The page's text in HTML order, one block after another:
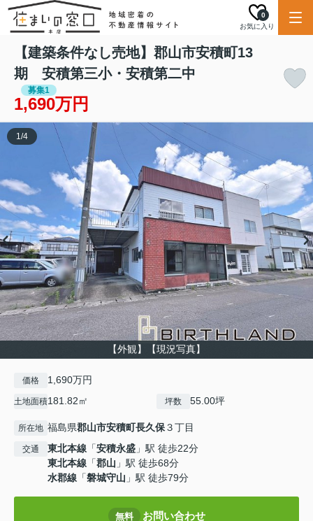
お気に入り
0
【建築条件なし売地】郡山市安積町13
期 安積第三小・安積第二中
募集1
1,690万円
【外観】【現況写真】
1/4
価格 1,690万円
土地面積181.82㎡ 坪数 55.00坪
所在地 福島県郡山市安積町長久保３丁目
交通 東北本線 「安積永盛 」駅 徒歩22分
東北本線 「郡山 」駅 徒歩68分
水郡線 「磐城守山 」駅 徒歩79分
無料 お問い合わせ